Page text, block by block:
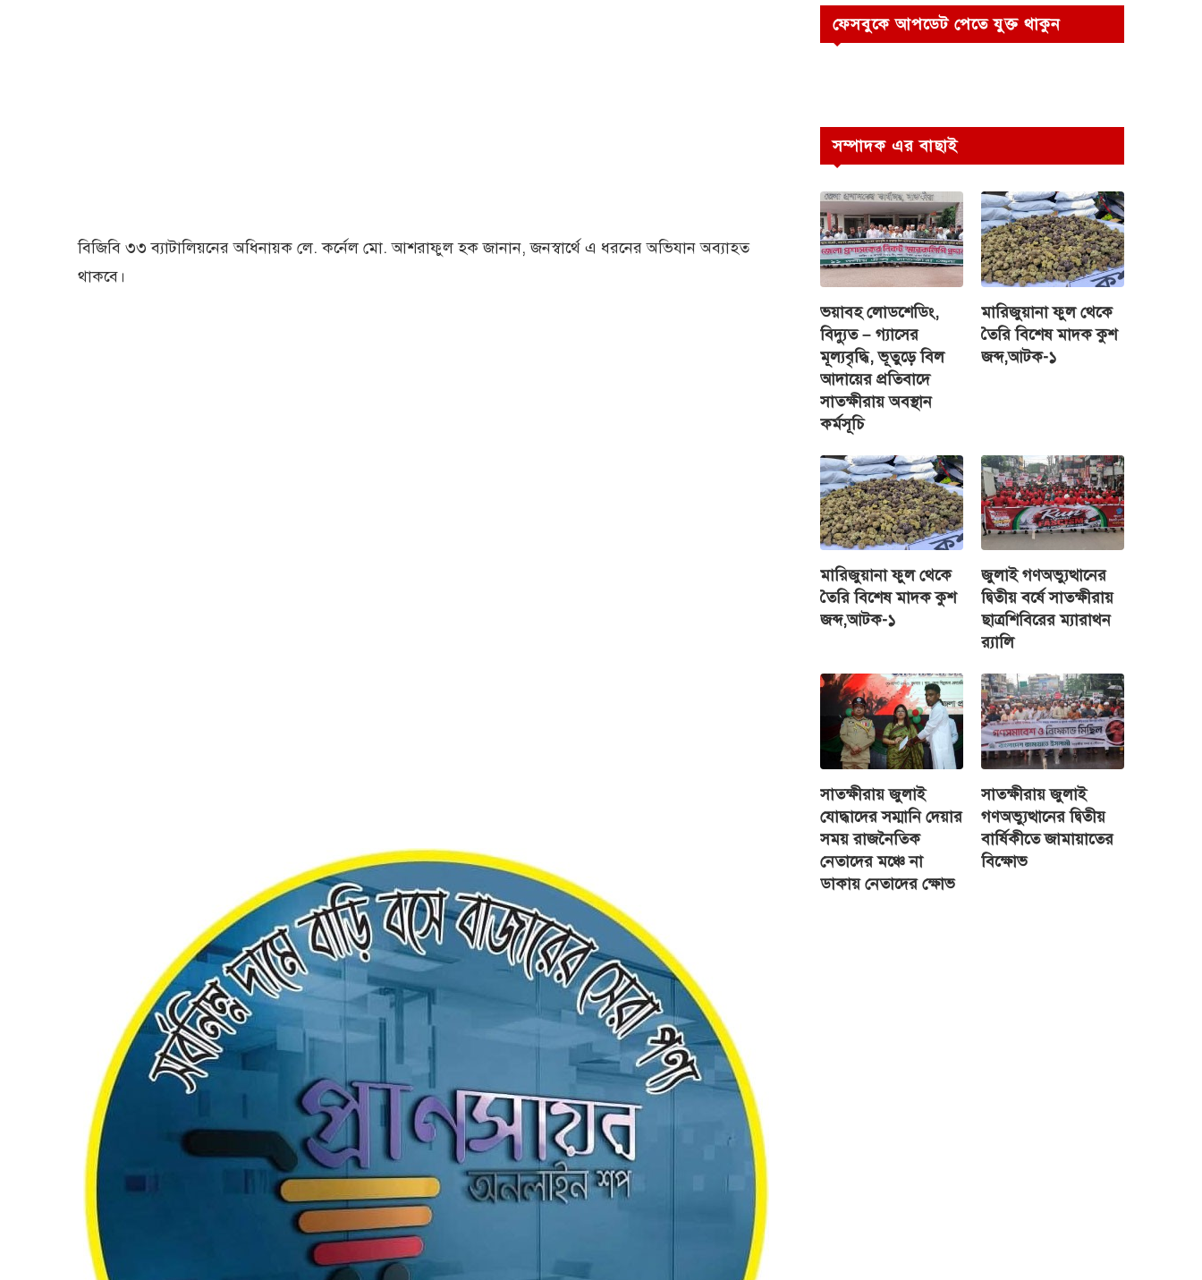
বিজিবি ৩৩ ব্যাটালিয়নের অধিনায়ক লে. কর্নেল মো. আশরাফুল হক জানান, জনস্বার্থে এ ধরনের অভিযান অব্যাহত
থাকবে।
ফেসবুকে আপডেট পেতে যুক্ত থাকুন
সম্পাদক এর বাছাই
ভয়াবহ লোডশেডিং,
বিদ্যুত – গ্যাসের
মূল্যবৃদ্ধি, ভূতুড়ে বিল
আদায়ের প্রতিবাদে
সাতক্ষীরায় অবস্থান
কর্মসূচি
মারিজুয়ানা ফুল থেকে
তৈরি বিশেষ মাদক কুশ
জব্দ,আটক-১
মারিজুয়ানা ফুল থেকে
তৈরি বিশেষ মাদক কুশ
জব্দ,আটক-১
জুলাই গণঅভ্যুত্থানের
দ্বিতীয় বর্ষে সাতক্ষীরায়
ছাত্রশিবিরের ম্যারাথন
র‌্যালি
সাতক্ষীরায় জুলাই
যোদ্ধাদের সম্মানি দেয়ার
সময় রাজনৈতিক
নেতাদের মঞ্চে না
ডাকায় নেতাদের ক্ষোভ
সাতক্ষীরায় জুলাই
গণঅভ্যুত্থানের দ্বিতীয়
বার্ষিকীতে জামায়াতের
বিক্ষোভ